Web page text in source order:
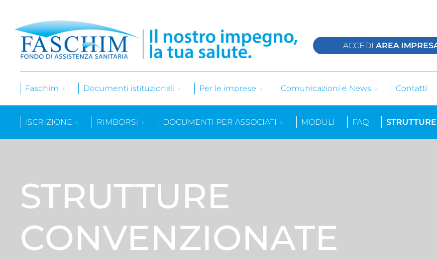
ACCEDIAREA
Faschim Documenti istituzionali Per le imprese Comunicazioni e News Contatti
ISCRIZIONE RIMBORSI DOCUMENTI PER ASSOCIATI MODULI FAQ
STRUTTURE
CONVENZIONATE